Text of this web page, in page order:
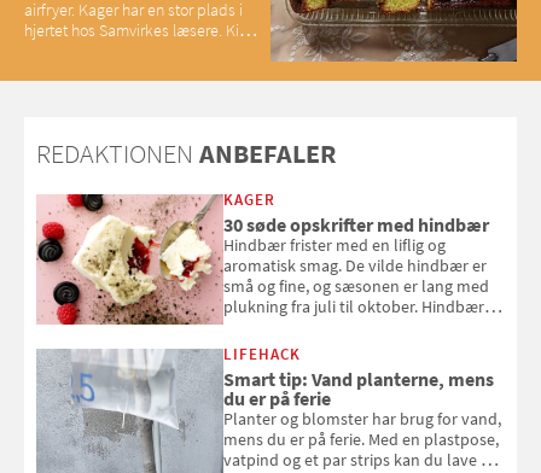
airfryer. Kager har en stor plads i
hjertet hos Samvirkes læsere. Kig
REDAKTIONEN ANBEFALER
KAGER
30 søde opskrifter med hindbær
Hindbær frister med en liflig og
aromatisk smag. De vilde hindbær er
små og fine, og sæsonen er lang med
plukning fra juli til oktober. Hindbær
kan bruge dine hindbær i alt fra
bagværk og salater til is og syltning.
LIFEHACK
Smart tip: Vand planterne, mens
du er på ferie
Planter og blomster har brug for vand,
mens du er på ferie. Med en plastpose,
vatpind og et par strips kan du lave dit